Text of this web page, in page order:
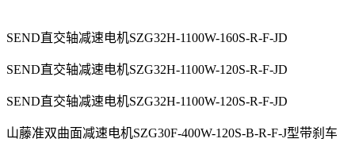
SEND直交轴减速电机SZG32H-1100W-160S-R-F-JD
SEND直交轴减速电机SZG32H-1100W-120S-R-F-JD
SEND直交轴减速电机SZG32H-1100W-120S-R-F-JD
山藤准双曲面减速电机SZG30F-400W-120S-B-R-F-J型带刹车